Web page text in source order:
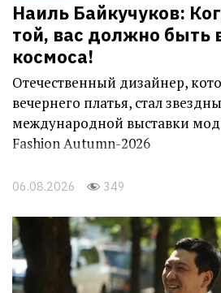
Наиль Байкучуков:
той, вас должно быть
космоса!
Отечественный дизайнер,
вечернего платья, стал
международной выставки
Fashion Autumn-2026
06.08.2026 349